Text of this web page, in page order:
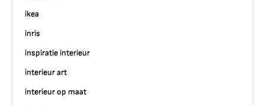
ikea
inris
inspiratie interieur
interieur art
interieur op maat